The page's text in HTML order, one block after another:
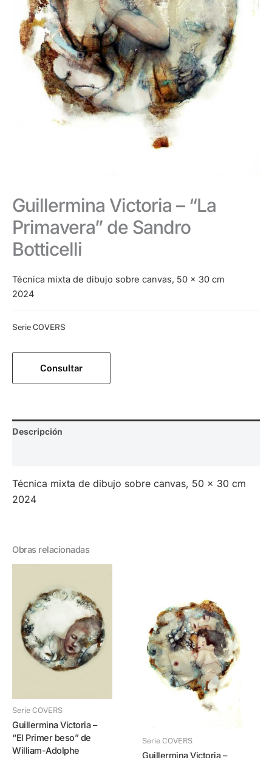
Guillermina Victoria – “La
Primavera” de Sandro
Botticelli
Técnica mixta de dibujo sobre canvas, 50 x 30 cm
2024
Serie COVERS
Consultar
Descripción
Técnica mixta de dibujo sobre canvas, 50 x 30 cm
2024
Obras relacionadas
Serie COVERS
Guillermina Victoria –
“El Primer beso” de
William-Adolphe
Serie COVERS